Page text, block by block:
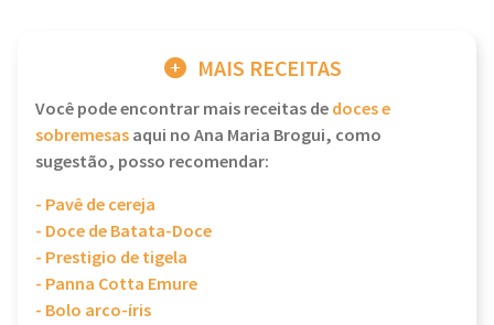
MAIS RECEITAS
Você pode encontrar mais receitas dedoces e
sobremesasaqui no Ana Maria Brogui, como
sugestão, posso recomendar:
- Pavê de cereja
- Doce de Batata-Doce
- Prestigio de tigela
- Panna Cotta Emure
- Bolo arco-íris